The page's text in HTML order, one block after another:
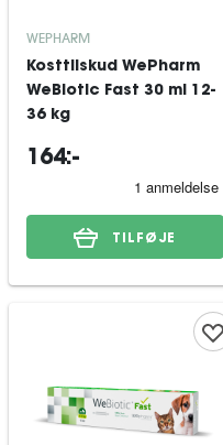
WEPHARM
Kosttilskud WePharm
WeBiotic Fast 30 ml 12-
36 kg
164:-
TILFØJE